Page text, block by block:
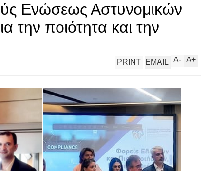
Ενώσεως Αστυνομικών
την ποιότητα και την
A+
A-
PRINT EMAIL